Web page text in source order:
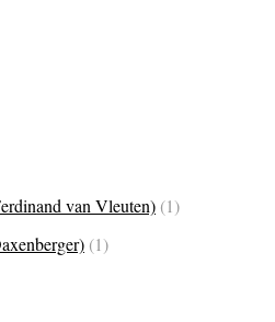
van Vleuten) (1)
(1)